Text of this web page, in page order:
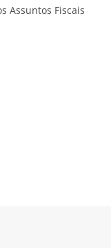
Assuntos Fiscais